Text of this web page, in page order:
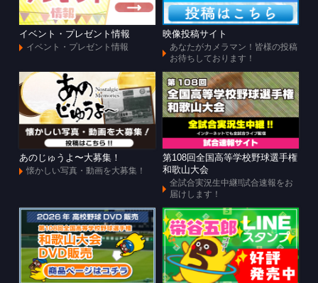
イベント・プレゼント情報
イベント・プレゼント情報
映像投稿サイト
あなたがカメラマン！皆様の投稿
お待ちしております！
あのじゅうよ〜大募集！
懐かしい写真・動画を大募集！
第108回全国高等学校野球選手権
和歌山大会
全試合実況生中継!!試合速報をお
届けします！